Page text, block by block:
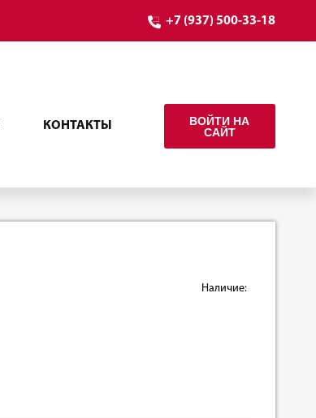
+7 (937) 500-33-18
КОНТАКТЫ
ВОЙТИ НА
САЙТ
Наличие: